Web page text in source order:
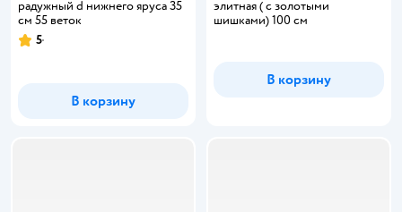
радужный d нижнего яруса 35
см 55 веток
Рейтинг:
5
В корзину
элитная ( с золотыми
шишками) 100 см
В корзину